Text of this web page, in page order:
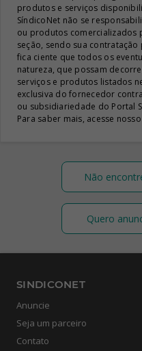
produtos e serviços
SíndicoNet não se
ou produtos comercializados
seção, sendo sua
fica ciente que todos os
natureza, que possam
serviços e produtos listados
exclusiva do fornecedor
ou subsidiariedade do Portal
Para saber mais, acesse nosso
Não
Quero
SINDICONET
Anuncie
Seja um parceiro
Contato